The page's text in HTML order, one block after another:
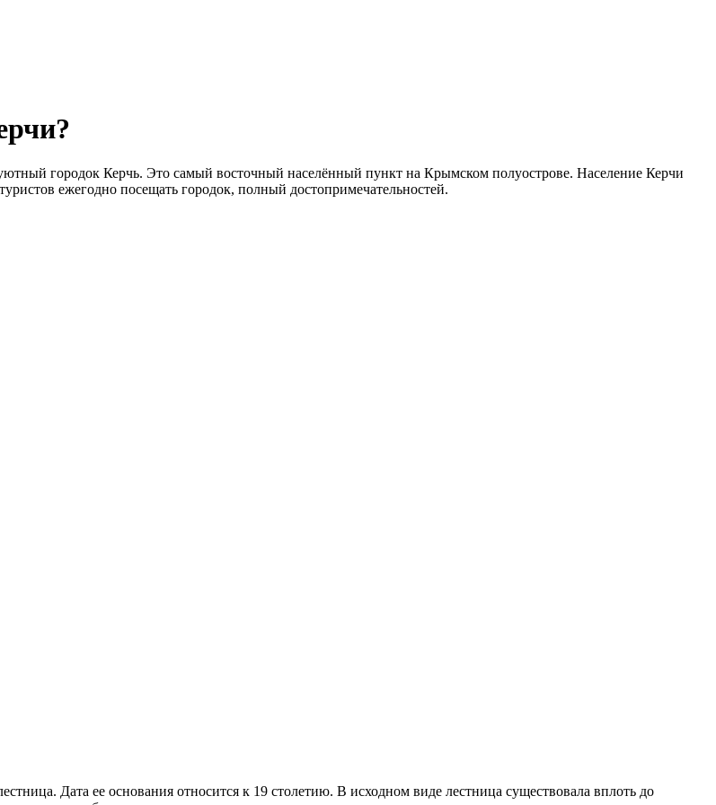
городок Керчь. Это самый восточный населённый пункт на Крымском полуострове. Население Керчи
ежегодно посещать городок, полный достопримечательностей.
Дата ее основания относится к 19 столетию. В исходном виде лестница существовала вплоть до